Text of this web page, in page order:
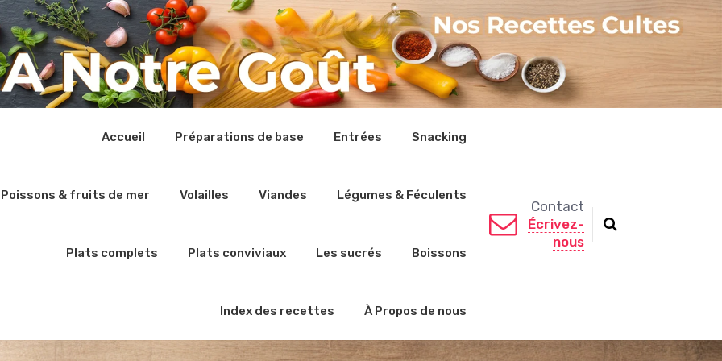
Accueil Préparations de base Entrées Snacking
Poissons & fruits de mer Volailles Viandes Légumes & Féculents
Plats complets Plats conviviaux Les sucrés Boissons
Index des recettes À Propos de nous
Contact
Écrivez-
nous